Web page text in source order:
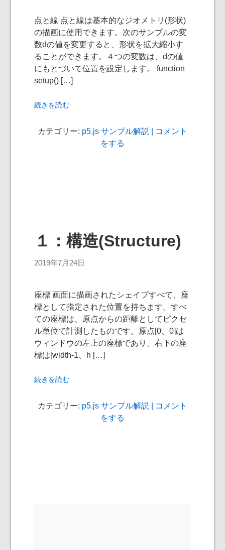
点と線 点と線は基本的なジオメトリ(形状)
の描画に使用できます。次のサンプルの変
数dの値を変更すると、形状を拡大縮小す
ることができます。４つの変数は、dの値
にもとづいて位置を設定します。 function
setup() […]
続きを読む
カテゴリー: p5.js サンプル解説
| コメント
をする
１：構造(Structure)
2019年7月24日
座標 画面に描画されたシェイプすべて、座
標として指定された位置を持ちます。すべ
ての座標は、原点からの距離としてピクセ
ル単位で計測したものです。原点[0、0]は
ウィンドウの左上の座標であり、右下の座
標は[width-1、h […]
続きを読む
カテゴリー: p5.js サンプル解説
| コメント
をする